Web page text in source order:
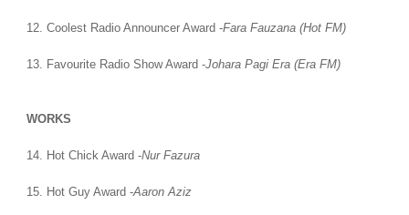
12. Coolest Radio Announcer Award -Fara Fauzana (Hot FM)
13. Favourite Radio Show Award -Johara Pagi Era (Era FM)
WORKS
14. Hot Chick Award -Nur Fazura
15. Hot Guy Award -Aaron Aziz